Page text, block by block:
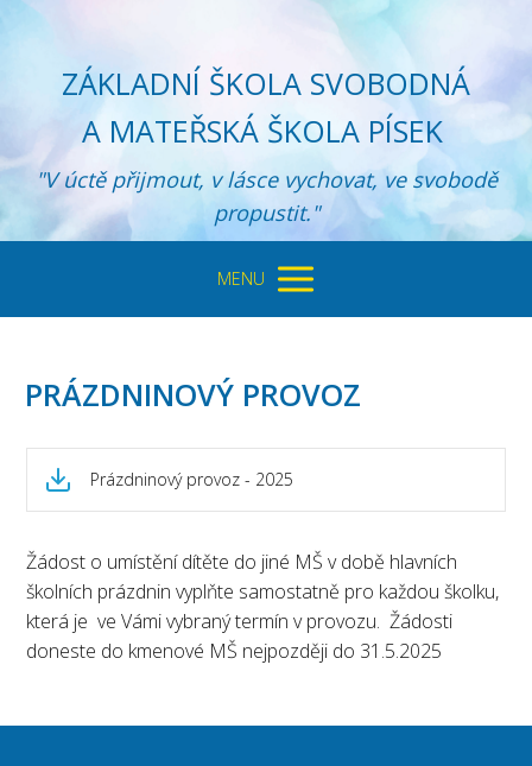
ZÁKLADNÍ ŠKOLA SVOBODNÁ
A MATEŘSKÁ ŠKOLA PÍSEK
"V úctě přijmout, v lásce vychovat, ve svobodě
propustit."
MENU
PRÁZDNINOVÝ PROVOZ
Prázdninový provoz - 2025
Žádost o umístění dítěte do jiné MŠ v době hlavních
školních prázdnin vyplňte samostatně pro každou školku,
která je ve Vámi vybraný termín v provozu. Žádosti
doneste do kmenové MŠ nejpozději do 31.5.2025